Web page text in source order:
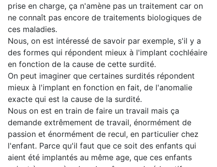
prise en charge, ça n'amène pas un traitement car on
ne connaît pas encore de traitements biologiques de
ces maladies.
Nous, on est intéressé de savoir par exemple, s'il y a
des formes qui répondent mieux à l'implant cochléaire
en fonction de la cause de cette surdité.
On peut imaginer que certaines surdités répondent
mieux à l'implant en fonction en fait, de l'anomalie
exacte qui est la cause de la surdité.
Nous on est en train de faire un travail mais ça
demande extrêmement de travail, énormément de
passion et énormément de recul, en particulier chez
l'enfant. Parce qu'il faut que ce soit des enfants qui
aient été implantés au même age, que ces enfants